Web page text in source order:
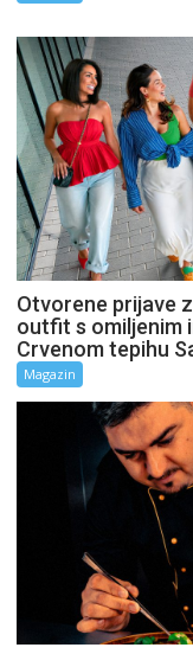
Otvorene prijave
outfit s omiljenim
Crvenom tepihu
Magazin